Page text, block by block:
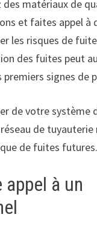
des matériaux de
et faites appel à
les risques de
des fuites peut
signes de
de votre système
de tuyauterie
de fuites futures.
appel à un